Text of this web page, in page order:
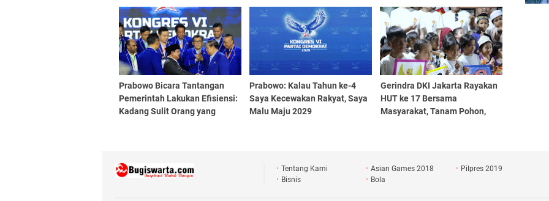
Prabowo Bicara Tantangan
Pemerintah Lakukan Efisiensi:
Kadang Sulit Orang yang
Prabowo: Kalau Tahun ke-4
Saya Kecewakan Rakyat, Saya
Malu Maju 2029
Gerindra DKI Jakarta Rayakan
HUT ke 17 Bersama
Masyarakat, Tanam Pohon,
Tentang Kami Asian Games 2018
Pilpres 2019
Bisnis
Bola